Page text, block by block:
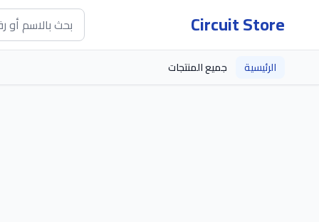
Circuit Store
الرئيسية جميع المنتجات